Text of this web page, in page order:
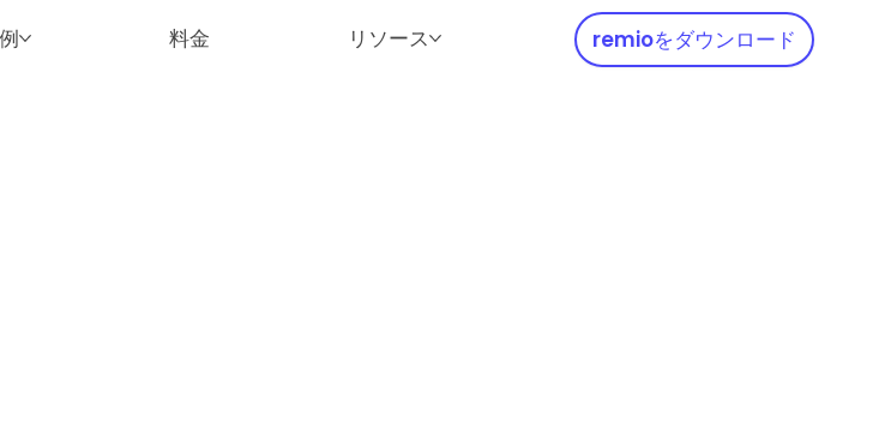
料金 リソース remioをダウンロード